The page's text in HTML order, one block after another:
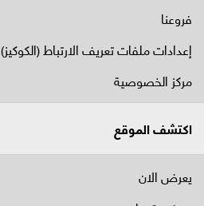
فروعنا
إعدادات ملفات تعريف الارتباط (الكوكيز)
مركز الخصوصية
اكتشف الموقع
يعرض الان